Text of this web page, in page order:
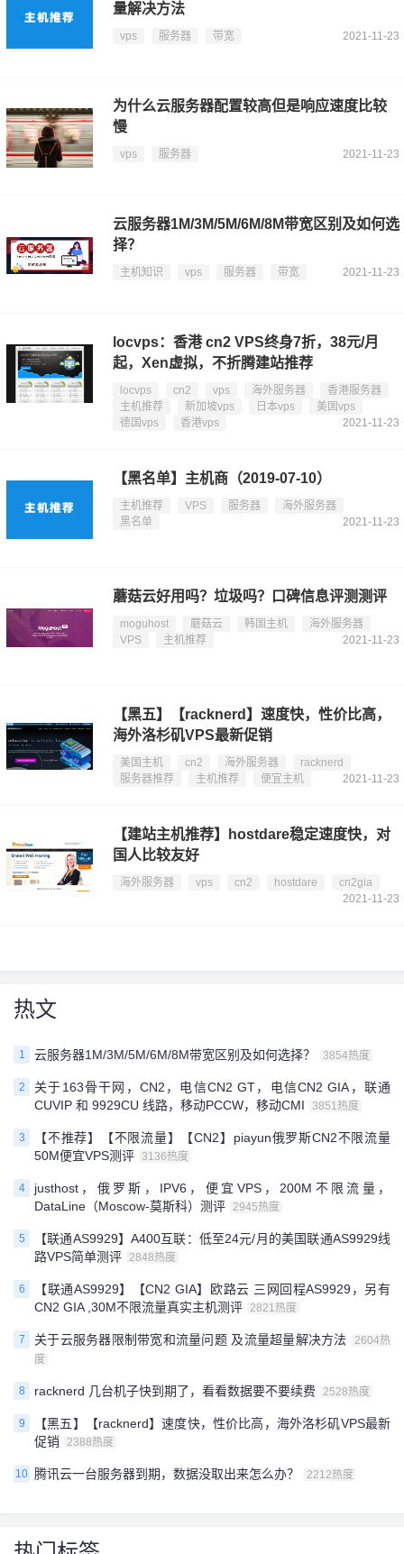
量解决方法
vps 服务器 带宽 2021-11-23
为什么云服务器配置较高但是响应速度比较
慢
vps 服务器 2021-11-23
云服务器1M/3M/5M/6M/8M带宽区别及如何选
择？
主机知识 vps 服务器 带宽 2021-11-23
locvps：香港 cn2 VPS终身7折，38元/月
起，Xen虚拟，不折腾建站推荐
locvps cn2 vps 海外服务器
香港服务器
主机推荐
新加坡vps 日本vps
美国vps
德国vps
香港vps 2021-11-23
【黑名单】主机商（2019-07-10）
主机推荐 VPS 服务器
海外服务器
黑名单
2021-11-23
蘑菇云好用吗？垃圾吗？口碑信息评测测评
moguhost 蘑菇云 韩国主机
海外服务器
VPS
主机推荐 2021-11-23
【黑五】【racknerd】速度快，性价比高，
海外洛杉矶VPS最新促销
美国主机 cn2 海外服务器
racknerd
服务器推荐
主机推荐 便宜主机 2021-11-23
【建站主机推荐】hostdare稳定速度快，对
国人比较友好
海外服务器 vps cn2 hostdare
cn2gia
2021-11-23
热文
1 云服务器1M/3M/5M/6M/8M带宽区别及如何选择？ 3854热度
2
关于163骨干网，CN2，电信CN2 GT，电信CN2 GIA，联通
CUVIP 和 9929CU 线路，移动PCCW，移动CMI
3851热度
3
【不推荐】【不限流量】【CN2】piayun俄罗斯CN2不限流量
50M便宜VPS测评
3136热度
4
justhost，俄罗斯，IPV6，便宜VPS，200M不限流量，
DataLine（Moscow-莫斯科）测评 2945热度
5
【联通AS9929】A400互联：低至24元/月的美国联通AS9929线
路VPS简单测评 2848热度
6
【联通AS9929】【CN2 GIA】欧路云 三网回程AS9929，另有
CN2 GIA ,30M不限流量真实主机测评 2821热度
7 关于云服务器限制带宽和流量问题 及流量超量解决方法
2604热
度
8 racknerd 几台机子快到期了，看看数据要不要续费 2528热度
9
【黑五】【racknerd】速度快，性价比高，海外洛杉矶VPS最新
促销 2388热度
10 腾讯云一台服务器到期，数据没取出来怎么办？ 2212热度